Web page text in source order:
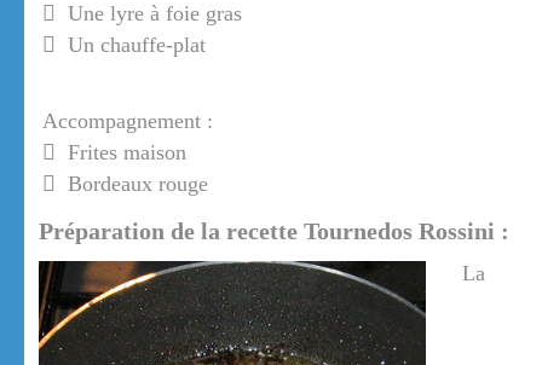
Une lyre à foie gras
Un chauffe-plat
Accompagnement :
Frites maison
Bordeaux rouge
Préparation de la recette Tournedos Rossini :
La